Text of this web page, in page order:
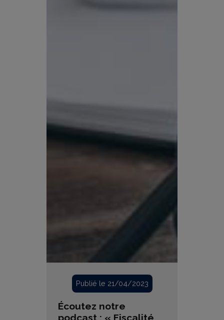
Publié le 21/04/2023
Écoutez notre
podcast : « Fiscalité